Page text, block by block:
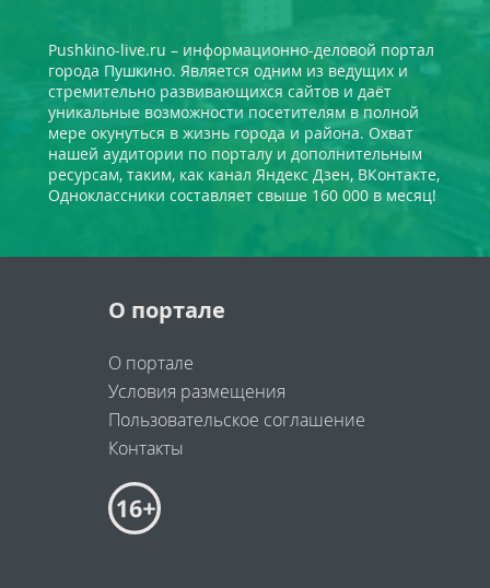
Pushkino-live.ru – информационно-деловой портал
города Пушкино. Является одним из ведущих и
стремительно развивающихся сайтов и даёт
уникальные возможности посетителям в полной
мере окунуться в жизнь города и района. Охват
нашей аудитории по порталу и дополнительным
ресурсам, таким, как канал Яндекс Дзен, ВКонтакте,
Одноклассники составляет свыше 160 000 в месяц!
О портале
О портале
Условия размещения
Пользовательское соглашение
Контакты